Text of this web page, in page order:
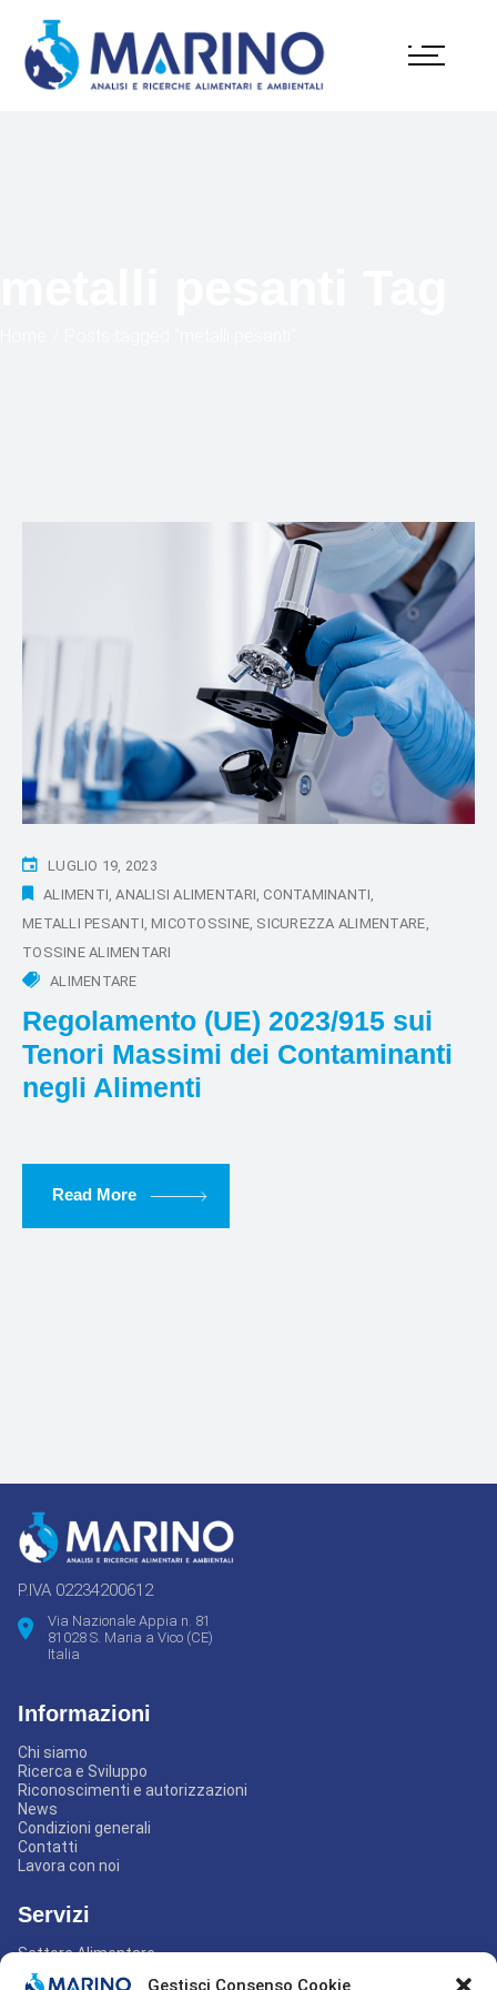
Gestisci Consenso Cookie
LUGLIO 19, 2023
ALIMENTI ANALISI ALIMENTARI CONTAMINANTI
METALLI PESANTI MICOTOSSINE SICUREZZA ALIMENTARE
TOSSINE ALIMENTARI
ALIMENTARE
Regolamento (UE) 2023/915 sui
Tenori Massimi dei Contaminanti
negli Alimenti
Read More
P.IVA 02234200612
Via Nazionale Appia n. 81
81028 S. Maria a Vico (CE)
Italia
Informazioni
Chi siamo
Ricerca e Sviluppo
Riconoscimenti e autorizzazioni
News
Condizioni generali
Contatti
Lavora con noi
Servizi
Settore Alimentare
Settore Ambientale